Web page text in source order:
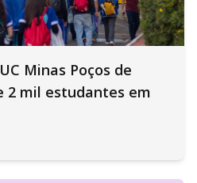
Minas Poços de
2 mil estudantes em